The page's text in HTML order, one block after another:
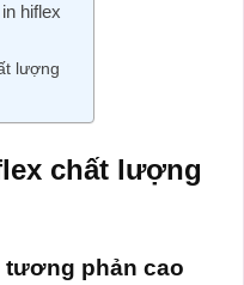
hiflex
lượng
chất lượng
tương phản cao